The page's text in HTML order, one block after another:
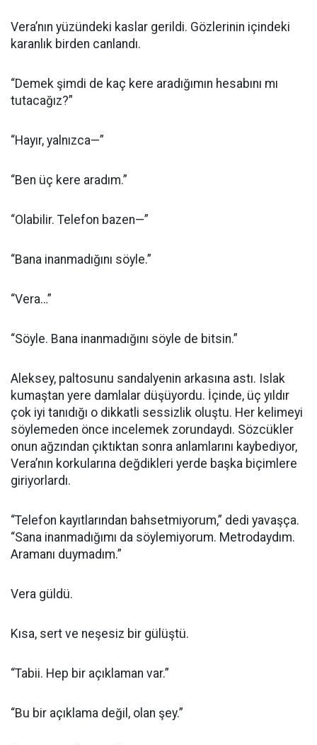
Vera’nın yüzündeki kaslar gerildi. Gözlerinin içindeki
karanlık birden canlandı.
“Demek şimdi de kaç kere aradığımın hesabını mı
tutacağız?”
“Hayır, yalnızca—”
“Ben üç kere aradım.”
“Olabilir. Telefon bazen—”
“Bana inanmadığını söyle.”
“Vera…”
“Söyle. Bana inanmadığını söyle de bitsin.”
Aleksey, paltosunu sandalyenin arkasına astı. Islak
kumaştan yere damlalar düşüyordu. İçinde, üç yıldır
çok iyi tanıdığı o dikkatli sessizlik oluştu. Her kelimeyi
söylemeden önce incelemek zorundaydı. Sözcükler
onun ağzından çıktıktan sonra anlamlarını kaybediyor,
Vera’nın korkularına değdikleri yerde başka biçimlere
giriyorlardı.
“Telefon kayıtlarından bahsetmiyorum,” dedi yavaşça.
“Sana inanmadığımı da söylemiyorum. Metrodaydım.
Aramanı duymadım.”
Vera güldü.
Kısa, sert ve neşesiz bir gülüştü.
“Tabii. Hep bir açıklaman var.”
“Bu bir açıklama değil, olan şey.”